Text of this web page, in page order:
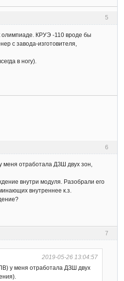
5
олимпиаде. КРУЭ -110 вроде бы
с завода-изготовителя,
в ногу).
6
отработала ДЗШ двух зон,
внутри модуля. Разобрали его
внутреннее к.з.
7
2019-05-26 13:04:57
у меня отработала ДЗШ двух